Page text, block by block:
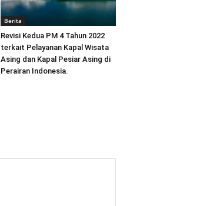
Berita
Revisi Kedua PM 4 Tahun 2022
terkait Pelayanan Kapal Wisata
Asing dan Kapal Pesiar Asing di
Perairan Indonesia.